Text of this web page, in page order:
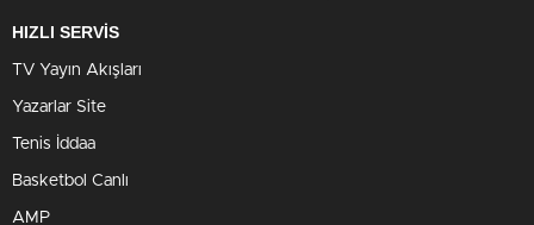
HIZLI SERVİS
TV Yayın Akışları
Yazarlar Site
Tenis İddaa
Basketbol Canlı
AMP